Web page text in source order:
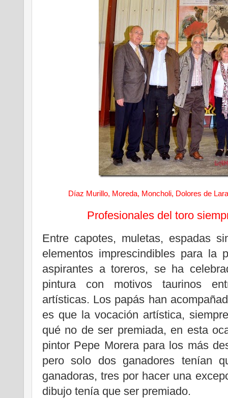
Díaz Murillo, Moreda, Moncholi, Dolores de
Profesionales del toro
Entre capotes, muletas, espadas
elementos imprescindibles para la
aspirantes a toreros, se ha
pintura con motivos taurinos
artísticas. Los papás han
es que la vocación artística,
qué no de ser premiada, en esta
pintor Pepe Morera para los más
pero solo dos ganadores tenían
ganadoras, tres por hacer una
dibujo tenía que ser premiado.